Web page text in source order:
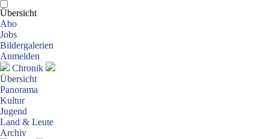
Übersicht
Abo
Jobs
Bildergalerien
Anmelden
Chronik
Übersicht
Panorama
Kultur
Jugend
Land & Leute
Archiv